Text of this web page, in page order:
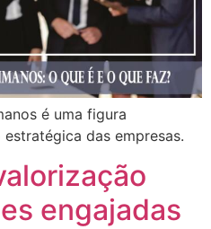
é uma figura
das empresas.
engajadas